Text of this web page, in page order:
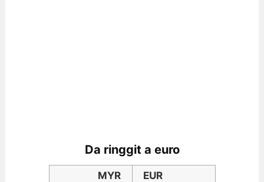
Da ringgit a euro
MYR
EUR